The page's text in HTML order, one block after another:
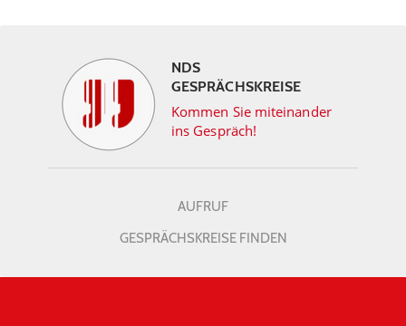
NDS
GESPRÄCHSKREISE
Kommen Sie miteinander
ins Gespräch!
AUFRUF
GESPRÄCHSKREISE FINDEN